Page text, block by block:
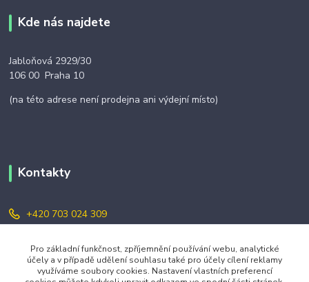
Kde nás najdete
Jabloňová 2929/30
106 00 Praha 10
(na této adrese není prodejna ani výdejní místo)
Kontakty
+420 703 024 309
objednavky@zavazuj.cz
Pro základní funkčnost, zpříjemnění používání webu, analytické
účely a v případě udělení souhlasu také pro účely cílení reklamy
využíváme soubory cookies. Nastavení vlastních preferencí